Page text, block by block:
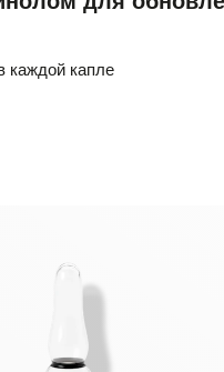
каждой капле